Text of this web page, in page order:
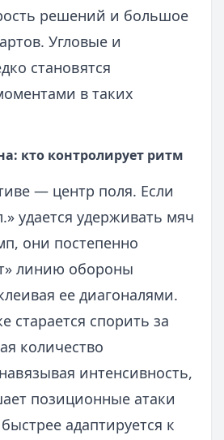
решений и большое
Угловые и
становятся
в таких
кто контролирует ритм
— центр поля. Если
удается удерживать мяч
они постепенно
линию обороны
ее диагоналями.
старается спорить за
количество
интенсивность,
позиционные атаки
адаптируется к